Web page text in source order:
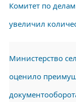
Комитет по
увеличил
Министерство
оценило